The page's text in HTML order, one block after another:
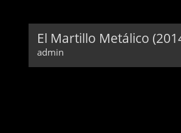
El Martillo Metálico
admin